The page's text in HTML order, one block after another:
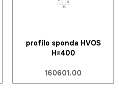
profilo sponda HVOS
H=400
160601.00